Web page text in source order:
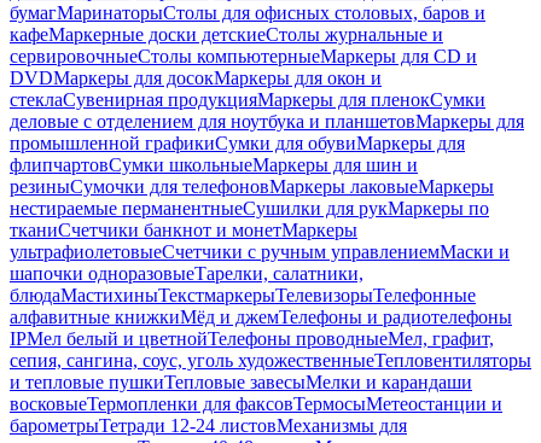
бумагМаринаторыСтолы для офисных столовых, баров и
кафеМаркерные доски детскиеСтолы журнальные и
сервировочныеСтолы компьютерныеМаркеры для CD и
DVDМаркеры для досокМаркеры для окон и
стеклаСувенирная продукцияМаркеры для пленокСумки
деловые с отделением для ноутбука и планшетовМаркеры для
промышленной графикиСумки для обувиМаркеры для
флипчартовСумки школьныеМаркеры для шин и
резиныСумочки для телефоновМаркеры лаковыеМаркеры
нестираемые перманентныеСушилки для рукМаркеры по
тканиСчетчики банкнот и монетМаркеры
ультрафиолетовыеСчетчики с ручным управлениемМаски и
шапочки одноразовыеТарелки, салатники,
блюдаМастихиныТекстмаркерыТелевизорыТелефонные
алфавитные книжкиМёд и джемТелефоны и радиотелефоны
IPМел белый и цветнойТелефоны проводныеМел, графит,
сепия, сангина, соус, уголь художественныеТепловентиляторы
и тепловые пушкиТепловые завесыМелки и карандаши
восковыеТермопленки для факсовТермосыМетеостанции и
барометрыТетради 12-24 листовМеханизмы для